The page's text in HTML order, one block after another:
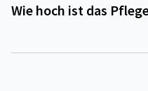
Wie hoch ist das